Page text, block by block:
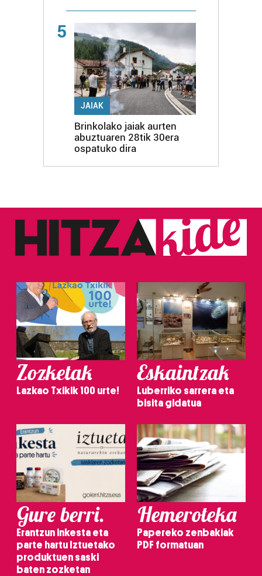
5
JAIAK
Brinkolako jaiak aurten
abuztuaren 28tik 30era
ospatuko dira
Zozketak
Lazkao Txikik 100 urte!
Eskaintzak
Luberriko sarrera eta
bisita gidatua
Gure berri.
Erantzun inkesta eta
parte hartu Iztuetako
produktuen saski
baten zozketan
Hemeroteka
Papereko zenbakiak
PDF formatuan